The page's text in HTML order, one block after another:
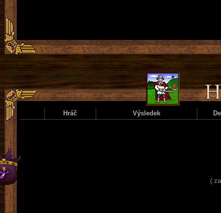
Hráč Výsledek
(